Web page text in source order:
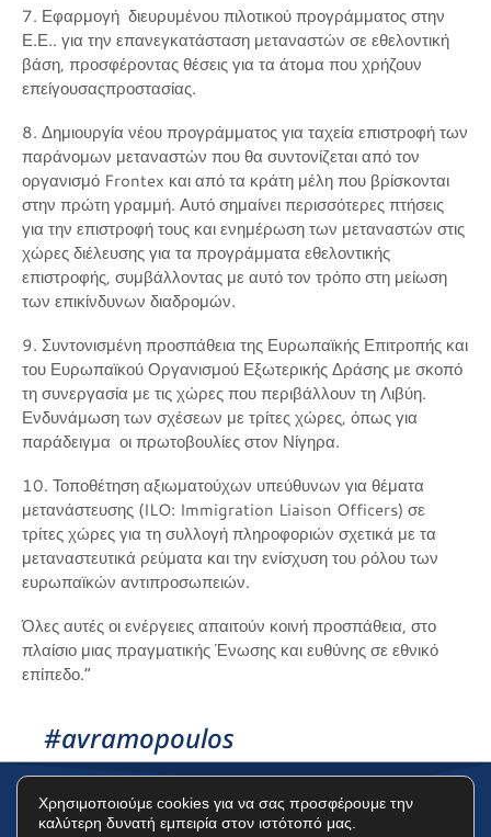
7. Εφαρμογή διευρυμένου πιλοτικού προγράμματος στην
Ε.Ε.. για την επανεγκατάσταση μεταναστών σε εθελοντική
βάση, προσφέροντας θέσεις για τα άτομα που χρήζουν
επείγουσαςπροστασίας.
8. Δημιουργία νέου προγράμματος για ταχεία επιστροφή των
παράνομων μεταναστών που θα συντονίζεται από τον
οργανισμό Frontex και από τα κράτη μέλη που βρίσκονται
στην πρώτη γραμμή. Αυτό σημαίνει περισσότερες πτήσεις
για την επιστροφή τους και ενημέρωση των μεταναστών στις
χώρες διέλευσης για τα προγράμματα εθελοντικής
επιστροφής, συμβάλλοντας με αυτό τον τρόπο στη μείωση
των επικίνδυνων διαδρομών.
9. Συντονισμένη προσπάθεια της Ευρωπαϊκής Επιτροπής και
του Ευρωπαϊκού Οργανισμού Εξωτερικής Δράσης με σκοπό
τη συνεργασία με τις χώρες που περιβάλλουν τη Λιβύη.
Ενδυνάμωση των σχέσεων με τρίτες χώρες, όπως για
παράδειγμα οι πρωτοβουλίες στον Νίγηρα.
10. Τοποθέτηση αξιωματούχων υπεύθυνων για θέματα
μετανάστευσης (ILO: Immigration Liaison Officers) σε
τρίτες χώρες για τη συλλογή πληροφοριών σχετικά με τα
μεταναστευτικά ρεύματα και την ενίσχυση του ρόλου των
ευρωπαϊκών αντιπροσωπειών.
Όλες αυτές οι ενέργειες απαιτούν κοινή προσπάθεια, στο
πλαίσιο μιας πραγματικής Ένωσης και ευθύνης σε εθνικό
επίπεδο.”
#avramopoulos
Χρησιμοποιούμε cookies για να σας προσφέρουμε την
καλύτερη δυνατή εμπειρία στον ιστότοπό μας.